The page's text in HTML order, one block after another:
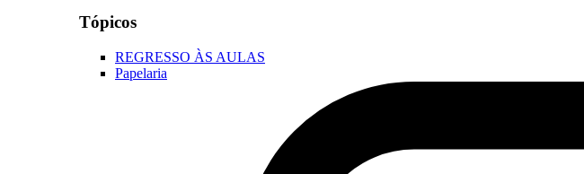
Tópicos
REGRESSO ÀS AULAS
Papelaria